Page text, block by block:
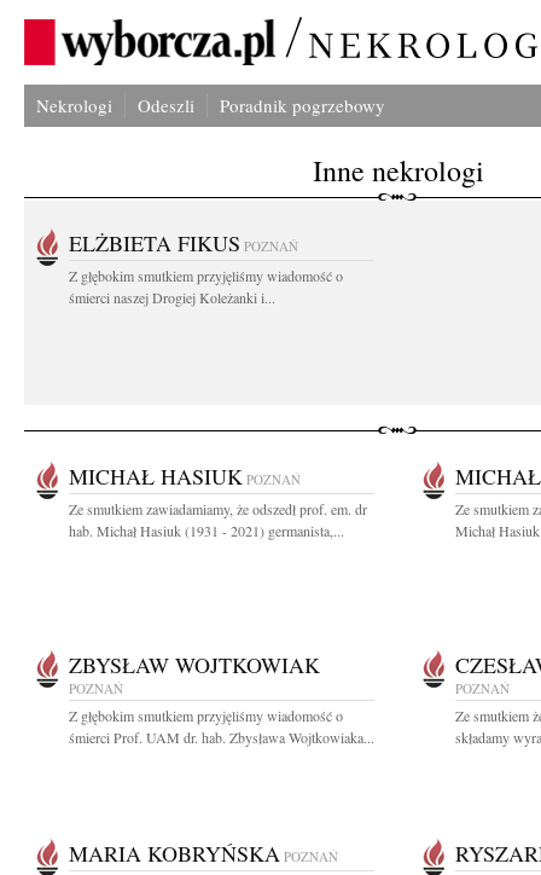
Nekrologi Odeszli Poradnik pogrzebowy
Inne nekrologi
ELŻBIETA FIKUS POZNAŃ
Z głębokim smutkiem przyjęliśmy wiadomość o
śmierci naszej Drogiej Koleżanki i...
MICHAŁ HASIUK POZNAŃ
Ze smutkiem zawiadamiamy, że odszedł prof. em. dr
hab. Michał Hasiuk (1931 - 2021) germanista,...
Ze smutkiem
Michał
ZBYSŁAW WOJTKOWIAK
POZNAŃ
Z głębokim smutkiem przyjęliśmy wiadomość o
śmierci Prof. UAM dr. hab. Zbysława Wojtkowiaka...
POZNAŃ
Ze smutkiem
składamy
MARIA KOBRYŃSKA POZNAŃ